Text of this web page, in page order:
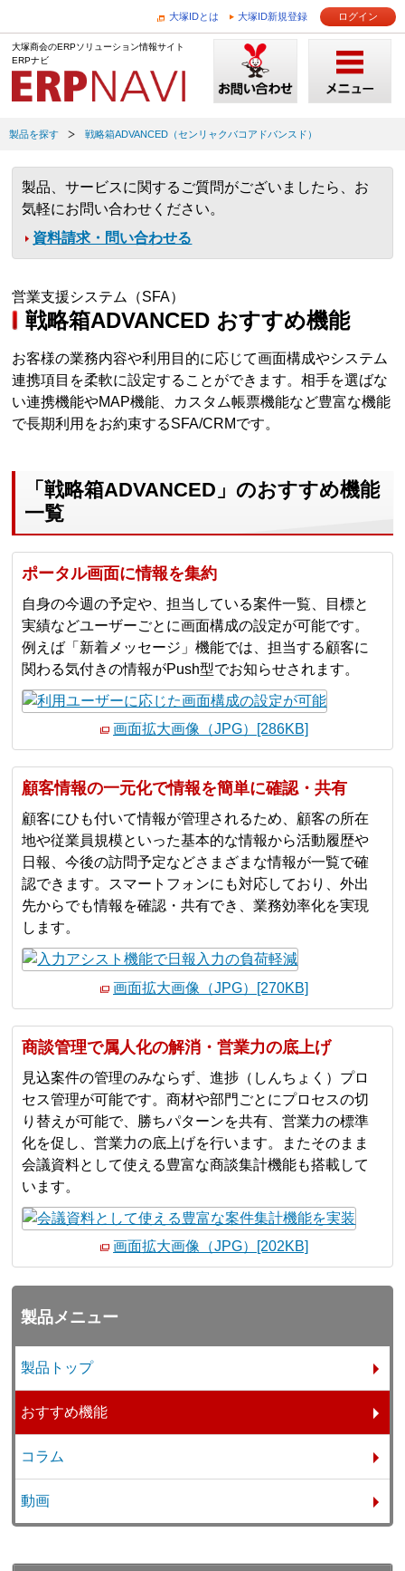
大塚IDとは 大塚ID新規登録 ログイン
大塚商会のERPソリューション情報サイト
ERPナビ
製品を探す 戦略箱ADVANCED（センリャクバコアドバンスド）
製品、サービスに関するご質問がございましたら、お
気軽にお問い合わせください。
資料請求・問い合わせる
営業支援システム（SFA）
戦略箱ADVANCED おすすめ機能
お客様の業務内容や利用目的に応じて画面構成やシステム
連携項目を柔軟に設定することができます。相手を選ばな
い連携機能やMAP機能、カスタム帳票機能など豊富な機能
で長期利用をお約束するSFA/CRMです。
「戦略箱ADVANCED」のおすすめ機能
一覧
ポータル画面に情報を集約
自身の今週の予定や、担当している案件一覧、目標と
実績などユーザーごとに画面構成の設定が可能です。
例えば「新着メッセージ」機能では、担当する顧客に
関わる気付きの情報がPush型でお知らせされます。
画面拡大画像（JPG）[286KB]
顧客情報の一元化で情報を簡単に確認・共有
顧客にひも付いて情報が管理されるため、顧客の所在
地や従業員規模といった基本的な情報から活動履歴や
日報、今後の訪問予定などさまざまな情報が一覧で確
認できます。スマートフォンにも対応しており、外出
先からでも情報を確認・共有でき、業務効率化を実現
します。
画面拡大画像（JPG）[270KB]
商談管理で属人化の解消・営業力の底上げ
見込案件の管理のみならず、進捗（しんちょく）プロ
セス管理が可能です。商材や部門ごとにプロセスの切
り替えが可能で、勝ちパターンを共有、営業力の標準
化を促し、営業力の底上げを行います。またそのまま
会議資料として使える豊富な商談集計機能も搭載して
います。
画面拡大画像（JPG）[202KB]
製品メニュー
製品トップ
おすすめ機能
コラム
動画